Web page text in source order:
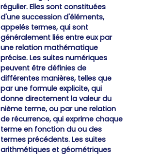
régulier. Elles sont constituées
d'une succession d'éléments,
appelés termes, qui sont
généralement liés entre eux par
une relation mathématique
précise. Les suites numériques
peuvent être définies de
différentes manières, telles que
par une formule explicite, qui
donne directement la valeur du
nième terme, ou par une relation
de récurrence, qui exprime chaque
terme en fonction du ou des
termes précédents. Les suites
arithmétiques et géométriques